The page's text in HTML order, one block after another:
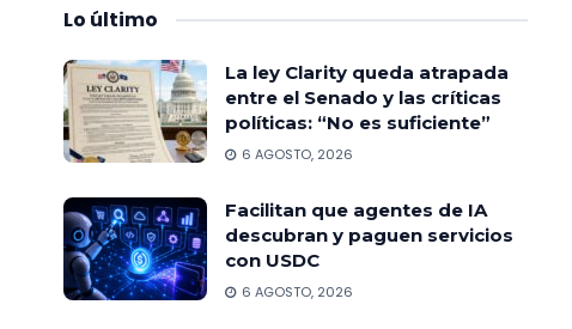
Lo último
La ley Clarity queda atrapada
entre el Senado y las críticas
políticas: “No es suficiente”
6 AGOSTO, 2026
Facilitan que agentes de IA
descubran y paguen servicios
con USDC
6 AGOSTO, 2026